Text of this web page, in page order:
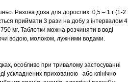
Разова доза для дорослих 0,5 – 1 г (1-2
приймати 3 рази на добу з інтервалом 4
мг. Таблетки можна розчиняти в воді
водою, молоком, лужними водами.
особливо при тривалому застосуванні
ускладнених прихованою або клінічно